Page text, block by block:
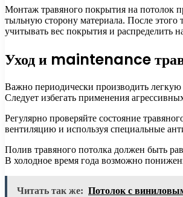
Монтаж травяного покрытия на потолок
тыльную сторону материала. После этого
учитывать вес покрытия и распределить
Уход и maintenance
Важно периодически производить
Следует избегать применения
Регулярно проверяйте состояние
вентиляцию и используя специальные
Полив травяного потолка должен быть
В холодное время года возможно
Читать так же: Потолок с